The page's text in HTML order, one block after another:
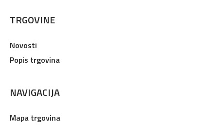
TRGOVINE
Novosti
Popis trgovina
NAVIGACIJA
Mapa trgovina